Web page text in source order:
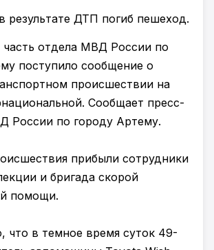
отдела МВД России по
поступило сообщение о
происшествии на
Сообщает пресс-
России по городу Артему.
прибыли сотрудники
и бригада скорой
помощи.
что в темное время суток 49-